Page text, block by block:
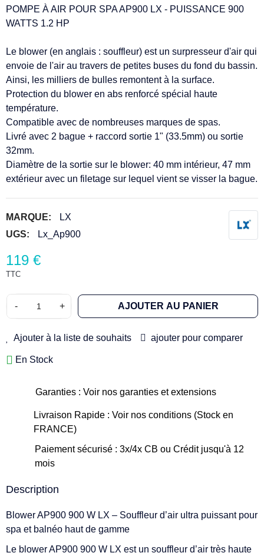
(1 avis)
POMPE À AIR POUR SPA AP900 LX - PUISSANCE 900
WATTS 1.2 HP
Le blower (en anglais : souffleur) est un surpresseur d'air qui
envoie de l'air au travers de petites buses du fond du bassin.
Ainsi, les milliers de bulles remontent à la surface.
Protection du blower en abs renforcé spécial haute
température.
Compatible avec de nombreuses marques de spas.
Livré avec 2 bague + raccord sortie 1" (33.5mm) ou sortie
32mm.
Diamètre de la sortie sur le blower: 40 mm intérieur, 47 mm
extérieur avec un filetage sur lequel vient se visser la bague.
MARQUE:
LX
UGS:
Lx_Ap900
119 €
TTC
- + AJOUTER AU PANIER
Ajouter à la liste de souhaits ajouter pour comparer
En Stock
Garanties : Voir nos garanties et extensions
Livraison Rapide : Voir nos conditions (Stock en
FRANCE)
Paiement sécurisé : 3x/4x CB ou Crédit jusqu'à 12
mois
Description
Blower AP900 900 W LX – Souffleur d’air ultra puissant pour
spa et balnéo haut de gamme
Le blower AP900 900 W LX est un souffleur d’air très haute